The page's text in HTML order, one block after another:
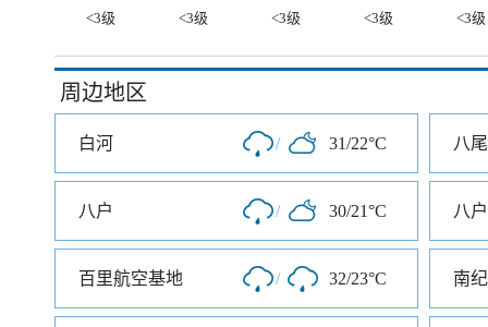
<3级
<3级 <3级 <3级 <3级
周边地区
白河 / 31/22°C 八
八户 / 30/21°C 八
百里航空基地 / 32/23°C 南